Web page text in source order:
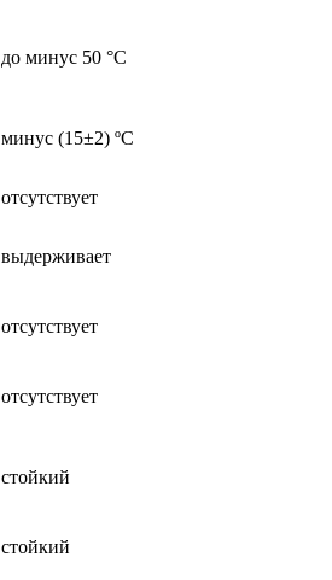
до минус 50 °С
минус (15±2) ºС
отсутствует
выдерживает
отсутствует
отсутствует
стойкий
стойкий